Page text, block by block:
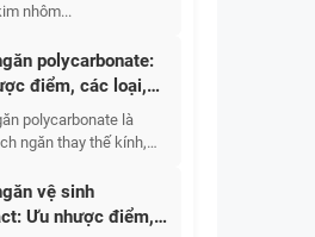
nhôm...
polycarbonate:
điểm, các loại,
2026
polycarbonate là
ngăn thay thế kính,
vệ sinh
Ưu nhược điểm,